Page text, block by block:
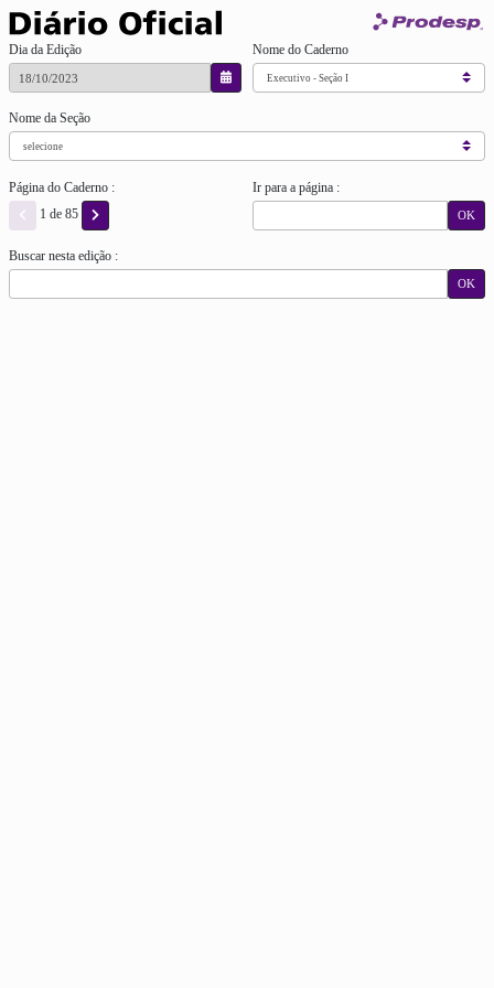
Dia da Edição Nome do Caderno
Nome da Seção
Página do Caderno :
1 de 85
Ir para a página :
OK
Buscar nesta edição :
OK